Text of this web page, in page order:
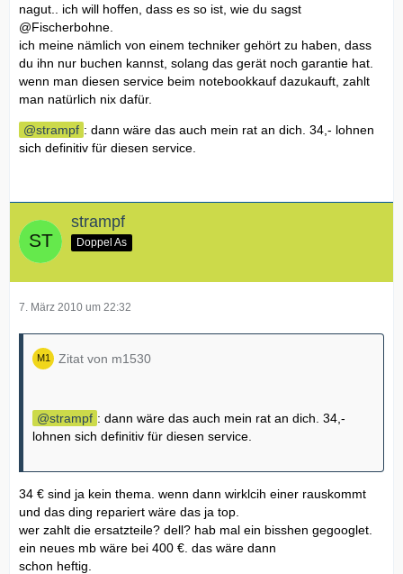
nagut.. ich will hoffen, dass es so ist, wie du sagst
@Fischerbohne.
ich meine nämlich von einem techniker gehört zu haben, dass
du ihn nur buchen kannst, solang das gerät noch garantie hat.
wenn man diesen service beim notebookkauf dazukauft, zahlt
man natürlich nix dafür.
strampf : dann wäre das auch mein rat an dich. 34,- lohnen
sich definitiv für diesen service.
strampf
Doppel As
7. März 2010 um 22:32
Zitat von m1530
strampf : dann wäre das auch mein rat an dich. 34,-
lohnen sich definitiv für diesen service.
34 € sind ja kein thema. wenn dann wirklcih einer rauskommt
und das ding repariert wäre das ja top.
wer zahlt die ersatzteile? dell? hab mal ein bisshen gegooglet.
ein neues mb wäre bei 400 €. das wäre dann
schon heftig.